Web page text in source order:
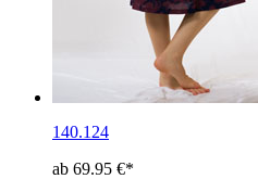
140.124
ab 69.95 €*